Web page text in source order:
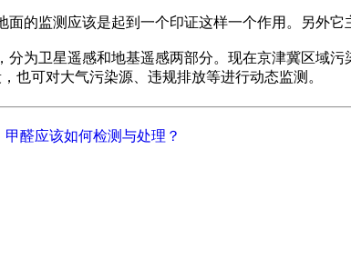
的监测应该是起到一个印证这样一个作用。另外它
为卫星遥感和地基遥感两部分。现在京津冀区域
也可对大气污染源、违规排放等进行动态监测。
醛应该如何检测与处理？